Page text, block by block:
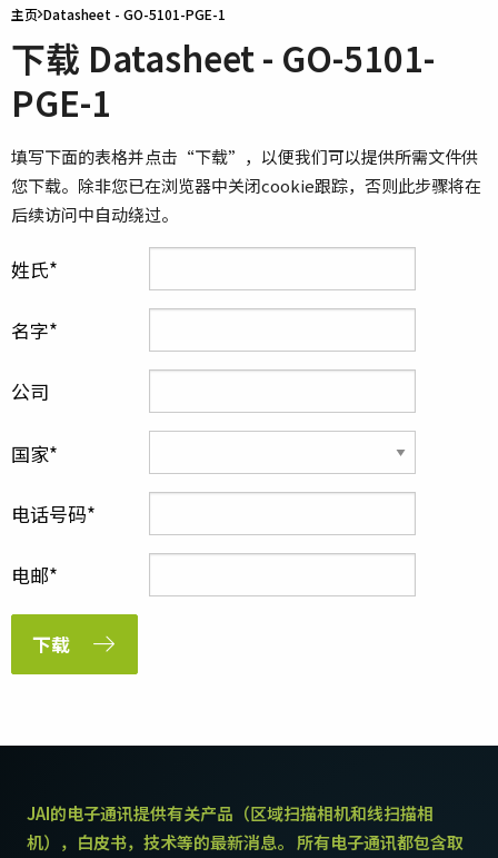
主页 Datasheet - GO-5101-PGE-1
下载 Datasheet - GO-5101-
PGE-1
填写下面的表格并点击“下载”，以便我们可以提供所需文件供
您下载。除非您已在浏览器中关闭cookie跟踪，否则此步骤将在
后续访问中自动绕过。
姓氏
名字
公司
国家
电话号码
电邮
下载
JAI的电子通讯提供有关产品（区域扫描相机和线扫描相
机），白皮书，技术等的最新消息。 所有电子通讯都包含取